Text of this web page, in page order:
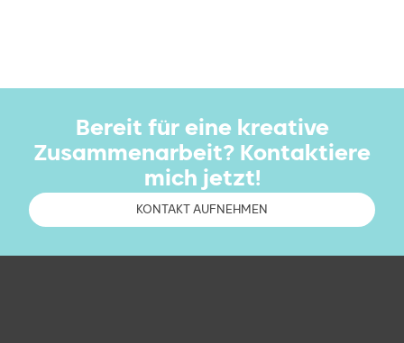
Bereit für eine kreative
Zusammenarbeit? Kontaktiere
mich jetzt!
KONTAKT AUFNEHMEN